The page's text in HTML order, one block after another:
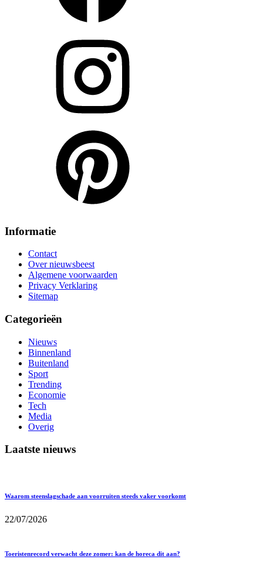
Informatie
Contact
Over nieuwsbeest
Algemene voorwaarden
Privacy Verklaring
Sitemap
Categorieën
Nieuws
Binnenland
Buitenland
Sport
Trending
Economie
Tech
Media
Overig
Laatste nieuws
Waarom steenslagschade aan voorruiten steeds vaker voorkomt
22/07/2026
Toeristenrecord verwacht deze zomer: kan de horeca dit aan?